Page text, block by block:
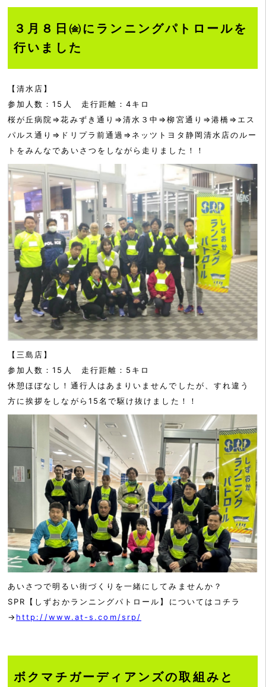
３月８日㈮にランニングパトロールを
行いました
【清水店】
参加人数：15人 走行距離：4キロ
桜が丘病院⇒花みずき通り⇒清水３中⇒柳宮通り⇒港橋⇒エス
パルス通り⇒ドリプラ前通過⇒ネッツトヨタ静岡清水店のルー
トをみんなであいさつをしながら走りました！！
【三島店】
参加人数：15人 走行距離：5キロ
休憩ほぼなし！通行人はあまりいませんでしたが、すれ違う
方に挨拶をしながら15名で駆け抜けました！！
あいさつで明るい街づくりを一緒にしてみませんか？
SPR【しずおかランニングパトロール】についてはコチラ
→ http://www.at-s.com/srp/
ボクマチガーディアンズの取組みと